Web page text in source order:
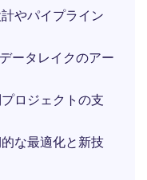
やパイプライン
ータレイクのアー
ロジェクトの支
な最適化と新技